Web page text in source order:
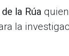
la Rúa quien
la